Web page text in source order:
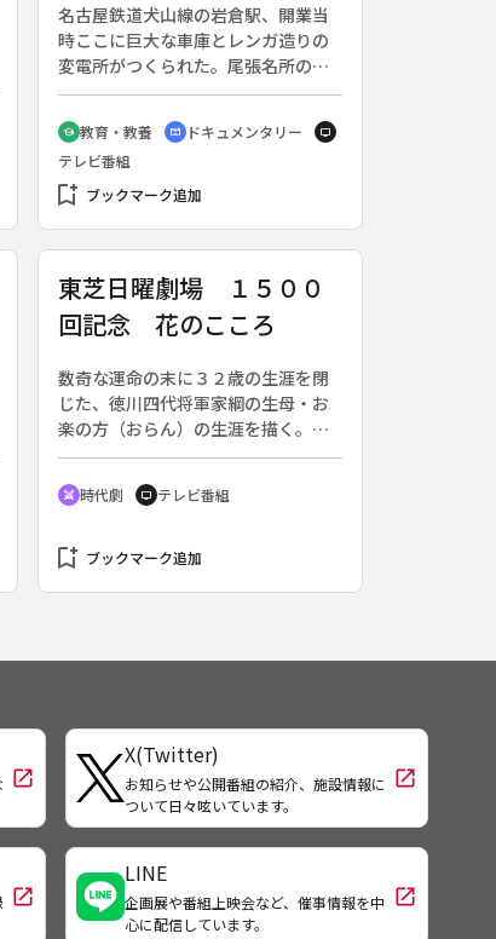
名古屋鉄道犬山線の岩倉駅、開業当
時ここに巨大な車庫とレンガ造りの
変電所がつくられた。尾張名所の一
つであった名鉄岩倉変電所は、当時
の新鋭設備と頑丈なレンガの外観が
人々の目をひいた。明治２３年、琵
琶湖疎水の完成によってわが国最初
の水力発電が可能となり、京都には
電所は明治村の創設者である土川元
夫の記念館となっている。◆名鉄岩
倉変電所
school 教育・教養 cinematic_blur ドキュメンタリー tv
テレビ番組
bookmark_add ブックマーク追加
東芝日曜劇場 １５００
回記念 花のこころ
数奇な運命の末に３２歳の生涯を閉
じた、徳川四代将軍家綱の生母・お
楽の方（おらん）の生涯を描く。東
芝日曜劇場１５００回記念番組。◆
おらん（小林綾子、のち大原麗子）
は下野（現・栃木県）の農家に生ま
が、猟師の父が鶴を撃ったという濡
る不信を募らせる。江戸へ出て古着
くなる。妹が身売りした金を元手に
商いを再開、男勝りのふるまいが将
軍・家光の乳母、春日局の目にとま
り、妹の身請けのために大奥へ女中
奉公にあがることになる。
swords 時代劇 tv テレビ番組
bookmark_add ブックマーク追加
open_in_new
X(Twitter)
お知らせや公開番組の紹介、施設情報に
ついて日々呟いています。
open_in_new
open_in_new
LINE
企画展や番組上映会など、催事情報を中
心に配信しています。
open_in_new